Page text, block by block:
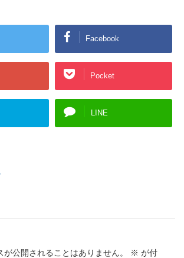
Facebook
Pocket
LINE
が公開されることはありません。 ※ が付